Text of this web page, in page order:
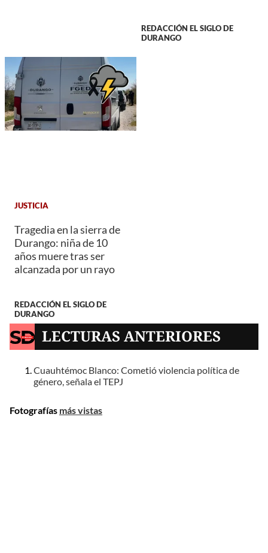
REDACCIÓN EL SIGLO DE
DURANGO
JUSTICIA
Tragedia en la sierra de
Durango: niña de 10
años muere tras ser
alcanzada por un rayo
REDACCIÓN EL SIGLO DE
DURANGO
LECTURAS ANTERIORES
Cuauhtémoc Blanco: Cometió violencia política de
género, señala el TEPJ
Fotografías más vistas